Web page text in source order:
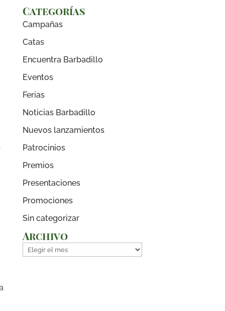
Categorías
Campañas
Catas
Encuentra Barbadillo
Eventos
Ferias
Noticias Barbadillo
Nuevos lanzamientos
Patrocinios
Premios
Presentaciones
Promociones
Sin categorizar
Archivo
Archivo